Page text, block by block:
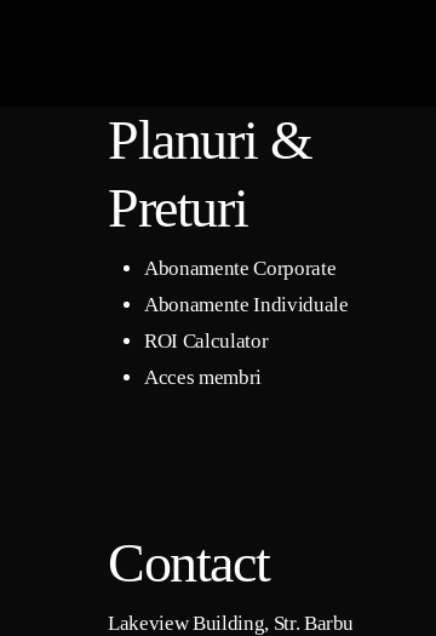
Planuri &
Preturi
Abonamente Corporate
Abonamente Individuale
ROI Calculator
Acces membri
Contact
Lakeview Building, Str. Barbu